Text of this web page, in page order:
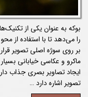
بوکه به عنوان یکی از
را می‌دهد تا با استفاده از
بر روی سوژه اصلی تصویر
ماکرو و عکاسی خیابانی
ایجاد تصاویر بصری جذاب
تصویر اشاره دارد …